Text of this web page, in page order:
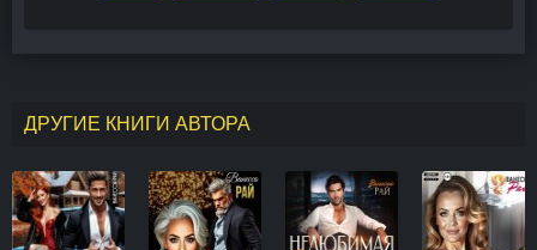
ДРУГИЕ КНИГИ АВТОРА